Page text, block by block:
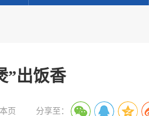
”出饭香
页 分享至：